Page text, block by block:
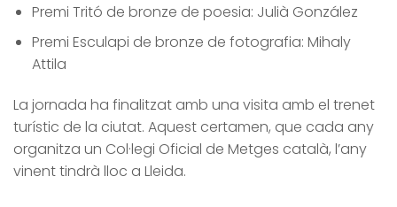
Premi Tritó de bronze de poesia: Julià González
Premi Esculapi de bronze de fotografia: Mihaly
Attila
La jornada ha finalitzat amb una visita amb el trenet
turístic de la ciutat. Aquest certamen, que cada any
organitza un Col·legi Oficial de Metges català, l’any
vinent tindrà lloc a Lleida.